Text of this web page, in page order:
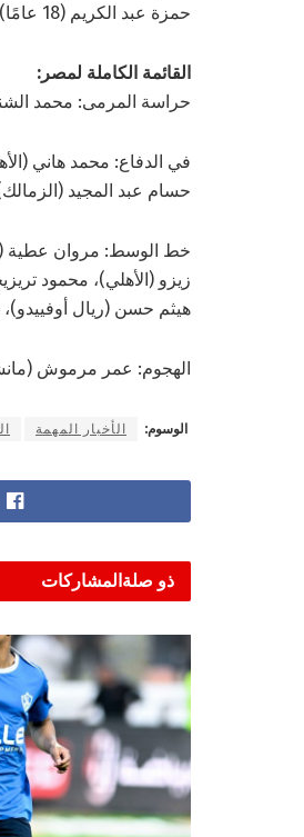
حمزة عبد الكريم (18 عامًا)، الذي يلعب في الفريق الرديف للنادي الكتالوني.
القائمة الكاملة لمصر:
حراسة المرمى: محمد
في الدفاع: محمد هاني
حسام عبد المجيد
خط الوسط: مروان عطية
زيزو ​​(الأهلي)، محمود
هيثم حسن (ريال
الهجوم: عمر مرموش
الوسوم: الأخبار المهمة
ذو صلةالمشاركات